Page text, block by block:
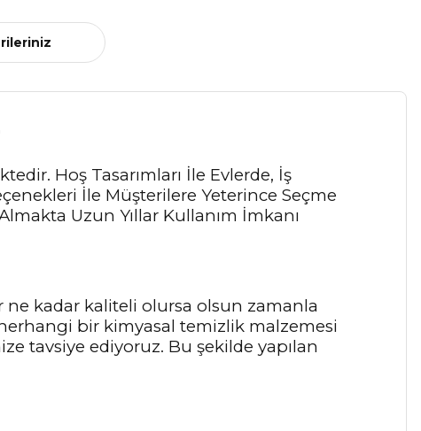
Hoş Tasarımları İle Evlerde, İş
İle Müşterilere Yeterince Seçme
Uzun Yıllar Kullanım İmkanı
kadar kaliteli olursa olsun zamanla
bir kimyasal temizlik malzemesi
tavsiye ediyoruz. Bu şekilde yapılan